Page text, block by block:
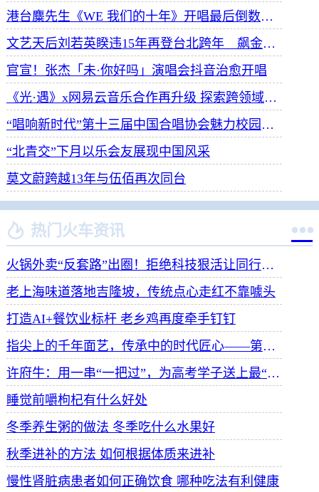
港台麋先生《WE 我们的十年》开唱最后倒数 惊喜释出10周年纪念单曲宠粉
文艺天后刘若英睽违15年再登台北跨年 飙金嗓演唱经典招牌歌掀回忆杀
官宣！张杰「未·你好吗」演唱会抖音治愈开唱
《光·遇》x网易云音乐合作再升级 探索跨领域社交新体验
“唱响新时代”第十三届中国合唱协会魅力校园合唱展演开幕
“北青交”下月以乐会友展现中国风采
莫文蔚跨越13年与伍佰再次同台
 热门火车资讯 
火锅外卖“反套路”出圈！拒绝科技狠活让同行颤抖
老上海味道落地吉隆坡，传统点心走红不靠噱头
打造AI+餐饮业标杆 老乡鸡再度牵手钉钉
指尖上的千年面艺，传承中的时代匠心——第八届“安琪酵母杯”中华发酵面食大赛武汉赛区开赛
许府牛：用一串“一把过”，为高考学子送上最“牛”祝福
睡觉前嚼枸杞有什么好处
冬季养生粥的做法 冬季吃什么水果好
秋季进补的方法 如何根据体质来进补
慢性肾脏病患者如何正确饮食 哪种吃法有利健康